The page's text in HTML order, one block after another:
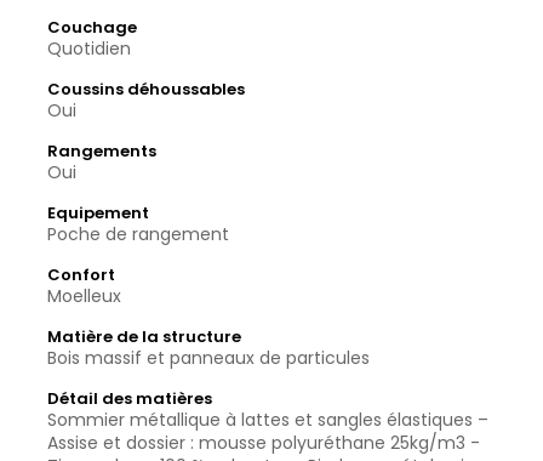
Couchage
Quotidien
Coussins déhoussables
Oui
Rangements
Oui
Equipement
Poche de rangement
Confort
Moelleux
Matière de la structure
Bois massif et panneaux de particules
Détail des matières
Sommier métallique à lattes et sangles élastiques –
Assise et dossier : mousse polyuréthane 25kg/m3 -